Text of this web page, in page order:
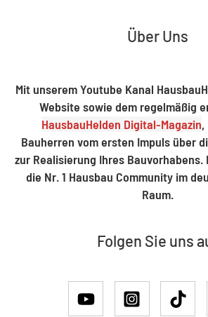
Über Uns
Mit unserem Youtube Kanal
Website sowie dem regelmäßig
HausbauHelden Digital-Magazin
Bauherren vom ersten Impuls über
zur Realisierung Ihres Bauvorhabens.
die Nr. 1 Hausbau Community im
Raum.
Folgen Sie uns